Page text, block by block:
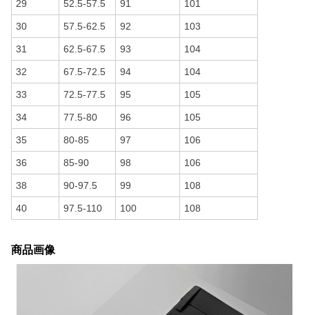
29 52.5-57.5 91 101
30 57.5-62.5 92 103
31 62.5-67.5 93 104
32 67.5-72.5 94 104
33 72.5-77.5 95 105
34 77.5-80 96 105
35 80-85 97 106
36 85-90 98 106
38 90-97.5 99 108
40 97.5-110 100 108
商品画像